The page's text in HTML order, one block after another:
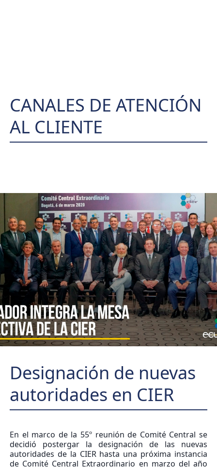
CANALES DE ATENCIÓN
AL CLIENTE
Designación de nuevas
autoridades en CIER
En el marco de la 55º reunión de Comité Central se
decidió postergar la designación de las nuevas
autoridades de la CIER hasta una próxima instancia
de Comité Central Extraordinario en marzo del año